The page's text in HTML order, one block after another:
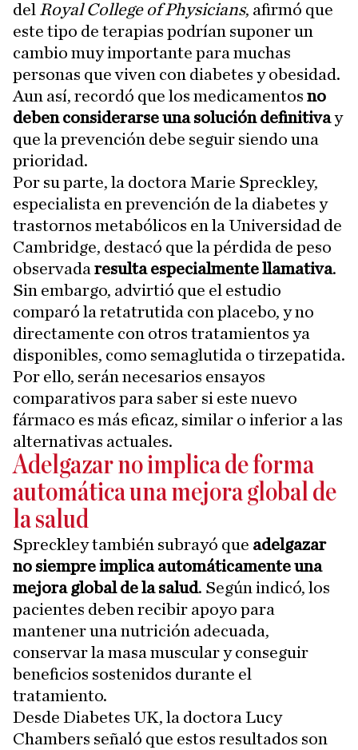
del Royal College of Physicians, afirmó que
este tipo de terapias podrían suponer un
cambio muy importante para muchas
personas que viven con diabetes y obesidad.
Aun así, recordó que los medicamentos no
deben considerarse una solución definitivay
que la prevención debe seguir siendo una
prioridad.
Por su parte, la doctora Marie Spreckley,
especialista en prevención de la diabetes y
trastornos metabólicos en la Universidad de
Cambridge, destacó que la pérdida de peso
observada resulta especialmente llamativa.
Sin embargo, advirtió que el estudio
comparó la retatrutida con placebo, y no
directamente con otros tratamientos ya
disponibles, como semaglutida o tirzepatida.
Por ello, serán necesarios ensayos
comparativos para saber si este nuevo
fármaco es más eficaz, similar o inferior a las
alternativas actuales.
Adelgazar no implica de forma
automática una mejora global de
la salud
Spreckley también subrayó que adelgazar
no siempre implica automáticamente una
mejora global de la salud. Según indicó, los
pacientes deben recibir apoyo para
mantener una nutrición adecuada,
conservar la masa muscular y conseguir
beneficios sostenidos durante el
tratamiento.
Desde Diabetes UK, la doctora Lucy
Chambers señaló que estos resultados son